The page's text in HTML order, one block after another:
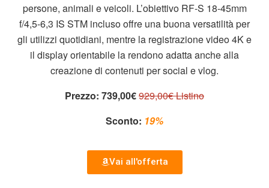
persone, animali e veicoli. L’obiettivo RF-S 18-45mm
f/4,5-6,3 IS STM incluso offre una buona versatilità per
gli utilizzi quotidiani, mentre la registrazione video 4K e
il display orientabile la rendono adatta anche alla
creazione di contenuti per social e vlog.
Prezzo: 739,00€929,00€ Listino
Sconto: 19%
Vai all'offerta